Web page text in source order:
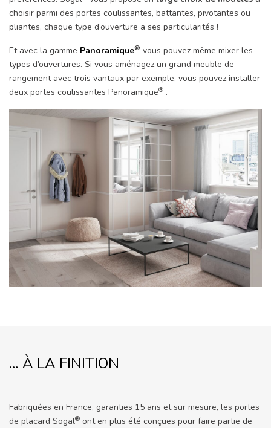
choisir parmi des portes coulissantes, battantes, pivotantes ou
pliantes, chaque type d’ouverture a ses particularités !
Et avec la gamme Panoramique® vous pouvez même mixer les
types d’ouvertures. Si vous aménagez un grand meuble de
rangement avec trois vantaux par exemple, vous pouvez installer
deux portes coulissantes Panoramique® .
… À LA FINITION
Fabriquées en France, garanties 15 ans et sur mesure, les portes
de placard Sogal® ont en plus été conçues pour faire partie de